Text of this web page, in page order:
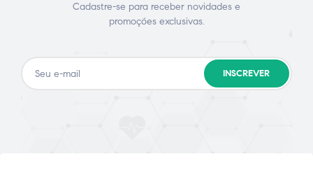
Cadastre-se para receber novidades e
promoções exclusivas.
INSCREVER